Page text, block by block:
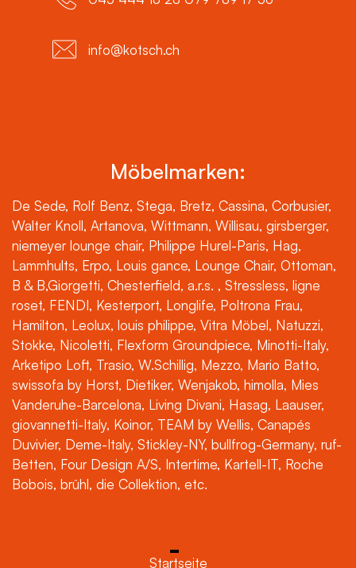
info@kotsch.ch
Möbelmarken:
De Sede, Rolf Benz, Stega, Bretz, Cassina, Corbusier,
Walter Knoll, Artanova, Wittmann, Willisau, girsberger,
niemeyer lounge chair, Philippe Hurel-Paris, Hag,
Lammhults, Erpo, Louis gance, Lounge Chair, Ottoman,
B & B,Giorgetti, Chesterfield, a.r.s. , Stressless, ligne
roset, FENDI, Kesterport, Longlife, Poltrona Frau,
Hamilton, Leolux, louis philippe, Vitra Möbel, Natuzzi,
Stokke, Nicoletti, Flexform Groundpiece, Minotti-Italy,
Arketipo Loft, Trasio, W.Schillig, Mezzo, Mario Batto,
swissofa by Horst, Dietiker, Wenjakob, himolla, Mies
Vanderuhe-Barcelona, Living Divani, Hasag, Laauser,
giovannetti-Italy, Koinor, TEAM by Wellis, Canapés
Duvivier, Deme-Italy, Stickley-NY, bullfrog-Germany, ruf-
Betten, Four Design A/S, Intertime, Kartell-IT, Roche
Bobois, brühl, die Collektion, etc.
Startseite